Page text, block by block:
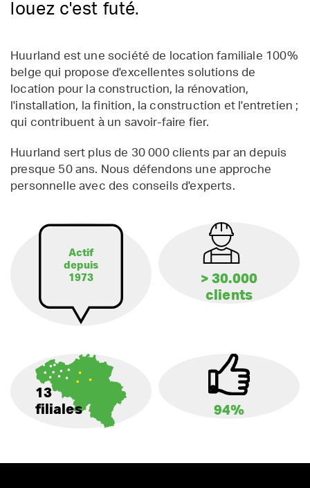
louez c'est futé.
Huurland est une société de location familiale 100%
belge qui propose d'excellentes solutions de
location pour la construction, la rénovation,
l'installation, la finition, la construction et l'entretien ;
qui contribuent à un savoir-faire fier.
Huurland sert plus de 30 000 clients par an depuis
presque 50 ans. Nous défendons une approche
personnelle avec des conseils d'experts.
Actif
depuis
1973
> 30.000
clients
13
filiales
94%